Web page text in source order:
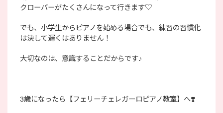
クローバーがたくさんになって行きます♡
でも、小学生からピアノを始める場合でも、練習の習慣化
は決して遅くはありません！
大切なのは、意識することだからです♪
3歳になったら【フェリーチェレガーロピアノ教室】へ❣️